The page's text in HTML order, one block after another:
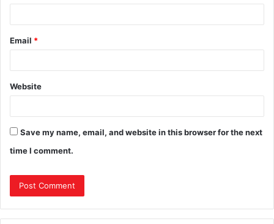
Email *
Website
Save my name, email, and website in this browser for the next
time I comment.